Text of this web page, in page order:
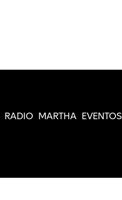
RADIO MARTHA EVENTOS